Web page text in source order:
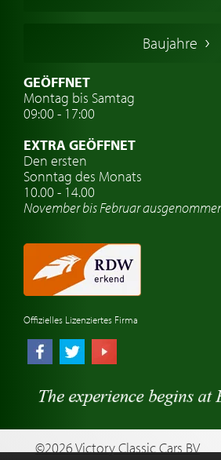
Schwedische Oldtimer
Oldtimer mit h-kennzeichen
Auto Oldtimer Markt
Oldtimer-Versicherung
Oldtimer-Clubs
Oldtimer-Reisen
Automarken uhren
Baujahre
GEÖFFNET
Montag bis Samtag
09:00 - 17:00
EXTRA GEÖFFNET
Den ersten
Sonntag des Monats
10.00 - 14.00
November bis Februar
Offizielles Lizenziertes Firma
©2026 Victory Classic Cars BV